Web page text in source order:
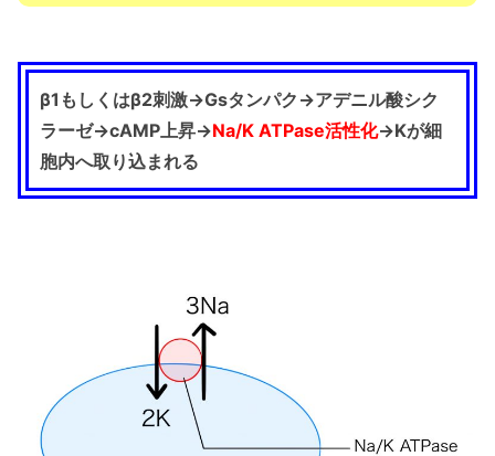
β1もしくはβ2刺激→Gsタンパク→アデニル酸シク
ラーゼ→cAMP上昇→Na/K ATPase活性化→Kが細
胞内へ取り込まれる